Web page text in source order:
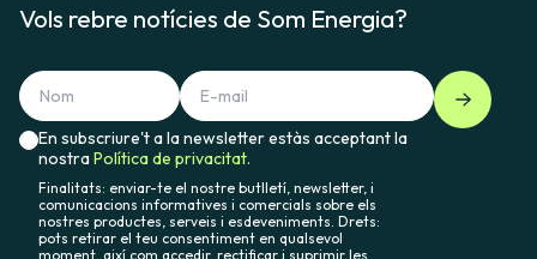
Vols rebre notícies de Som Energia?
En subscriure't a la newsletter estàs acceptant la
nostraPolítica de privacitat.
Finalitats: enviar-te el nostre butlletí, newsletter, i
comunicacions informatives i comercials sobre els
nostres productes, serveis i esdeveniments. Drets:
pots retirar el teu consentiment en qualsevol
moment, així com accedir, rectificar i suprimir les